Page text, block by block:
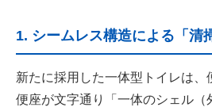
1. シームレス構造による「清
新たに採用した一体型トイレは、
便座が文字通り「一体のシェル（